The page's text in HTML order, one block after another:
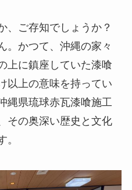
、ご存知でしょうか？
。かつて、沖縄の家々
上に鎮座していた漆喰
以上の意味を持ってい
縄県琉球赤瓦漆喰施工
その奥深い歴史と文化
。